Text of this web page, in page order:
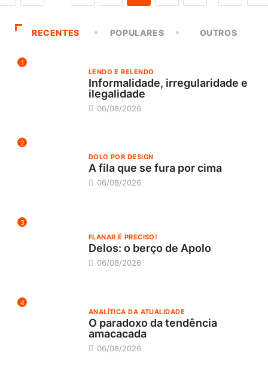
RECENTES POPULARES OUTROS
1
LENDO E RELENDO
Informalidade, irregularidade e
ilegalidade
06/08/2026
2
DOLO POR DESIGN
A fila que se fura por cima
06/08/2026
3
FLANAR É PRECISO!
Delos: o berço de Apolo
06/08/2026
4
ANALÍTICA DA ATUALIDADE
O paradoxo da tendência
amacacada
06/08/2026